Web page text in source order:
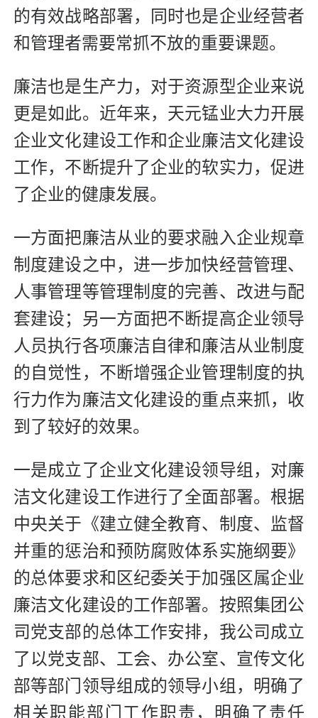
的有效战略部署，同时也是企业经营者
和管理者需要常抓不放的重要课题。
廉洁也是生产力，对于资源型企业来说
更是如此。近年来，天元锰业大力开展
企业文化建设工作和企业廉洁文化建设
工作，不断提升了企业的软实力，促进
了企业的健康发展。
一方面把廉洁从业的要求融入企业规章
制度建设之中，进一步加快经营管理、
人事管理等管理制度的完善、改进与配
套建设；另一方面把不断提高企业领导
人员执行各项廉洁自律和廉洁从业制度
的自觉性，不断增强企业管理制度的执
行力作为廉洁文化建设的重点来抓，收
到了较好的效果。
一是成立了企业文化建设领导组，对廉
洁文化建设工作进行了全面部署。根据
中央关于《建立健全教育、制度、监督
并重的惩治和预防腐败体系实施纲要》
的总体要求和区纪委关于加强区属企业
廉洁文化建设的工作部署。按照集团公
司党支部的总体工作安排，我公司成立
了以党支部、工会、办公室、宣传文化
部等部门领导组成的领导小组，明确了
相关职能部门工作职责，明确了责任